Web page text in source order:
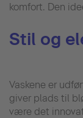
komfort. Den
Stil og
Vaskene er
giver plads til
være det